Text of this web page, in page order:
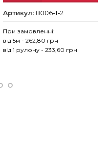
Артикул: 8006-1-2
При замовленні:
від 5м - 262,80 грн
від 1 рулону - 233,60 грн